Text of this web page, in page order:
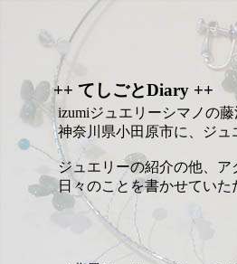
++ てしごとDiary ++
izumiジュエリーシマノの藤
神奈川県小田原市に、ジ
ジュエリーの紹介の他、
日々のことを書かせていた